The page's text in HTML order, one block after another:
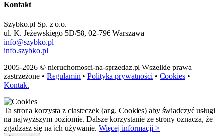
Kontakt
Szybko.pl Sp. z o.o.
ul. K. Jeżewskiego 5D/58, 02-796 Warszawa
info@szybko.pl
info.szybko.pl
2005-2026 © nieruchomosci-na-sprzedaz.pl Wszelkie prawa
zastrzeżone • Regulamin • Polityka prywatności • Cookies •
Kontakt
Ta strona korzysta z ciasteczek (ang. Cookies) aby świadczyć usługi
na najwyższym poziomie. Dalsze korzystanie ze strony oznacza, że
zgadzasz się na ich używanie. Więcej informacji >